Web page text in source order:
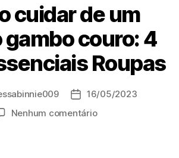
cuidar de um
couro: 4
Roupas
Data
de
16/05/2023
Nenhum comentárioem